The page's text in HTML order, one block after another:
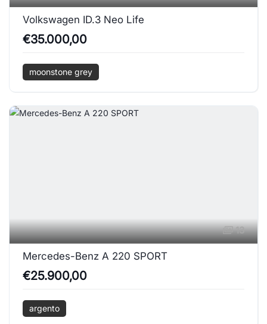
Volkswagen ID.3 Neo Life
€35.000,00
moonstone grey
13
Mercedes-Benz A 220 SPORT
€25.900,00
argento